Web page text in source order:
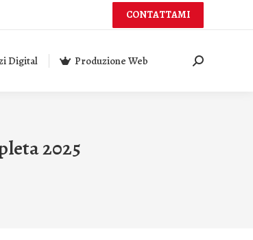
CONTATTAMI
Digital Produzione Web Cerca:
2025